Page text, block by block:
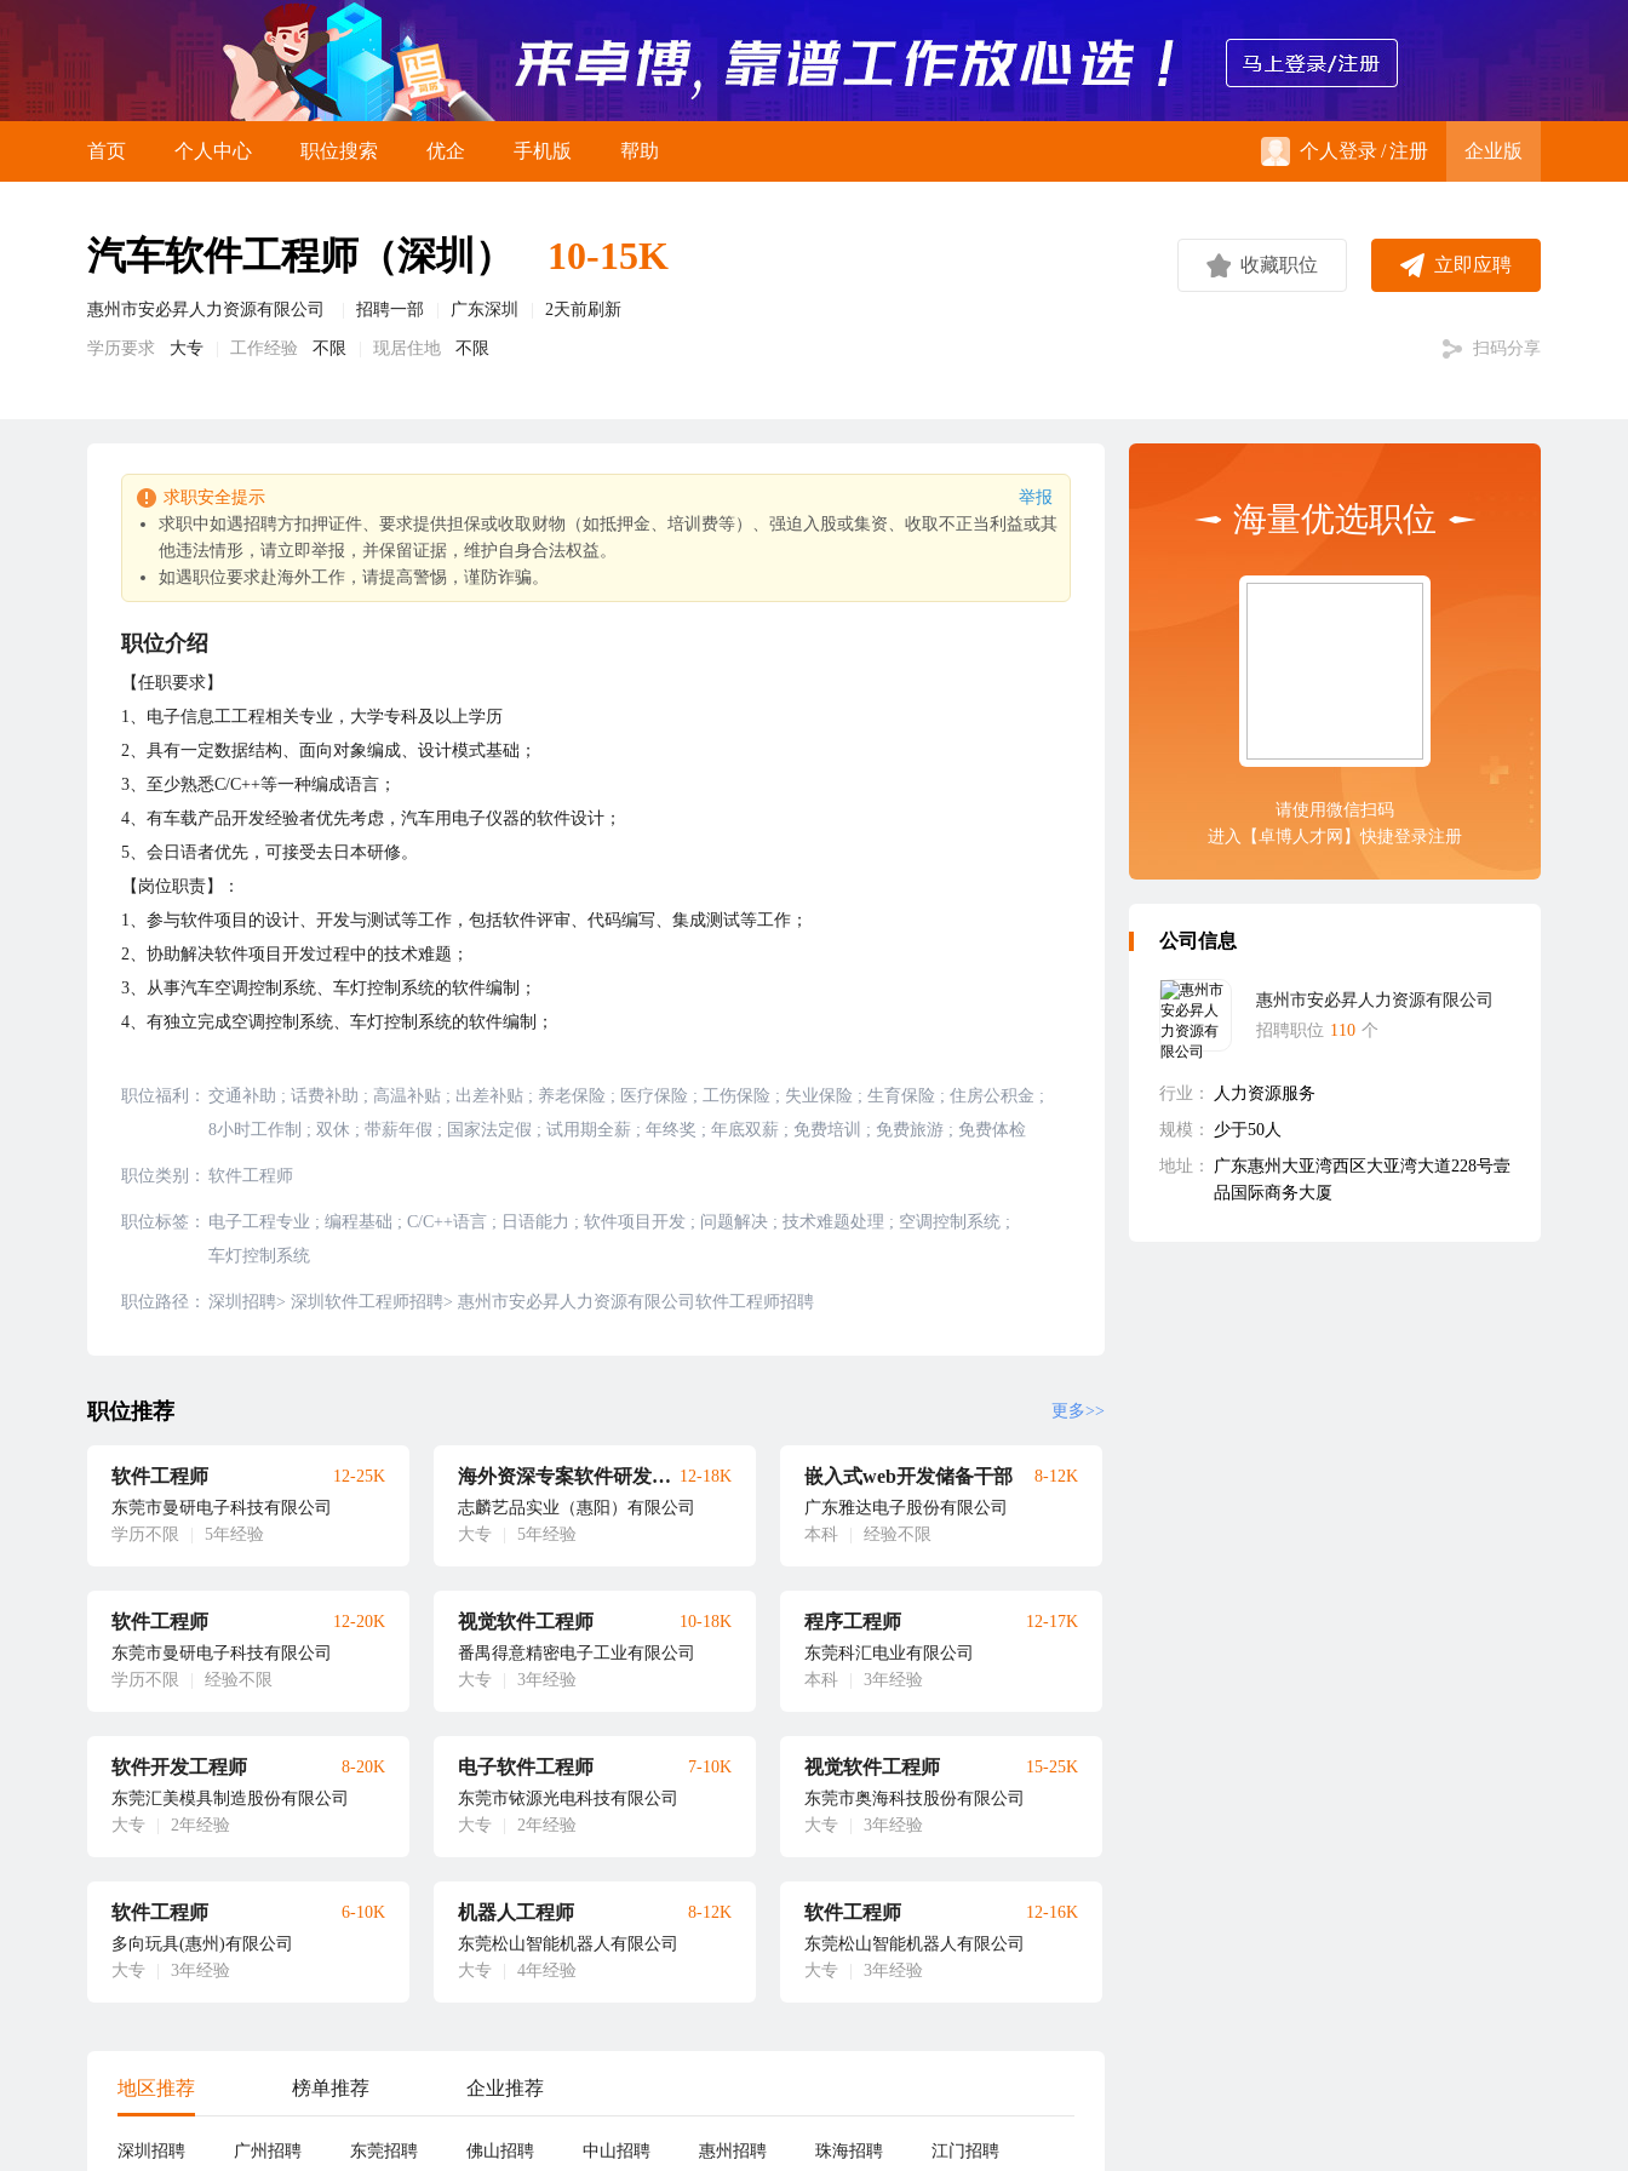
首页 个人中心 职位搜索 优企 手机版 帮助 个人登录/注册 企业版
汽车软件工程师（深圳） 10-15K
惠州市安必昇人力资源有限公司 招聘一部 广东深圳 2天前刷新
学历要求 大专 工作经验 不限 现居住地 不限
收藏职位 立即应聘
扫码分享
求职安全提示
举报
求职中如遇招聘方扣押证件、要求提供担保或收取财物（如抵押金、培训费等）、强迫入股或集资、收取不正当利益或其
他违法情形，请立即举报，并保留证据，维护自身合法权益。
如遇职位要求赴海外工作，请提高警惕，谨防诈骗。
职位介绍
【任职要求】
1、电子信息工工程相关专业，大学专科及以上学历
2、具有一定数据结构、面向对象编成、设计模式基础；
3、至少熟悉C/C++等一种编成语言；
4、有车载产品开发经验者优先考虑，汽车用电子仪器的软件设计；
5、会日语者优先，可接受去日本研修。
【岗位职责】：
1、参与软件项目的设计、开发与测试等工作，包括软件评审、代码编写、集成测试等工作；
2、协助解决软件项目开发过程中的技术难题；
3、从事汽车空调控制系统、车灯控制系统的软件编制；
4、有独立完成空调控制系统、车灯控制系统的软件编制；
职位福利： 交通补助 ; 话费补助 ; 高温补贴 ; 出差补贴 ; 养老保险 ; 医疗保险 ; 工伤保险 ; 失业保险 ; 生育保险 ; 住房公积金 ;
8小时工作制 ; 双休 ; 带薪年假 ; 国家法定假 ; 试用期全薪 ; 年终奖 ; 年底双薪 ; 免费培训 ; 免费旅游 ; 免费体检
职位类别： 软件工程师
职位标签： 电子工程专业 ; 编程基础 ; C/C++语言 ; 日语能力 ; 软件项目开发 ; 问题解决 ; 技术难题处理 ; 空调控制系统 ;
车灯控制系统
职位路径： 深圳招聘> 深圳软件工程师招聘> 惠州市安必昇人力资源有限公司软件工程师招聘
职位推荐 更多>>
软件工程师
东莞市曼研电子科技有限公司
学历不限
5年经验
12-25K 海外资深专案软件研发工程主管
志麟艺品实业（惠阳）有限公司
大专
5年经验
12-18K 嵌入式web开发储备干部
广东雅达电子股份有限公司
本科
经验不限
8-12K
软件工程师
东莞市曼研电子科技有限公司
学历不限
经验不限
12-20K 视觉软件工程师
番禺得意精密电子工业有限公司
大专
3年经验
10-18K 程序工程师
东莞科汇电业有限公司
本科
3年经验
12-17K
软件开发工程师
东莞汇美模具制造股份有限公司
大专
2年经验
8-20K 电子软件工程师
东莞市铱源光电科技有限公司
大专
2年经验
7-10K 视觉软件工程师
东莞市奥海科技股份有限公司
大专
3年经验
15-25K
软件工程师
多向玩具(惠州)有限公司
大专
3年经验
6-10K 机器人工程师
东莞松山智能机器人有限公司
大专
4年经验
8-12K 软件工程师
东莞松山智能机器人有限公司
大专
3年经验
12-16K
地区推荐 榜单推荐 企业推荐
深圳招聘 广州招聘 东莞招聘 佛山招聘 中山招聘 惠州招聘 珠海招聘 江门招聘
海量优选职位
请使用微信扫码
进入【卓博人才网】快捷登录注册
公司信息
惠州市安必昇人力资源有限公司
招聘职位 110 个
行业：
人力资源服务
规模：
少于50人
地址：
广东惠州大亚湾西区大亚湾大道228号壹
品国际商务大厦